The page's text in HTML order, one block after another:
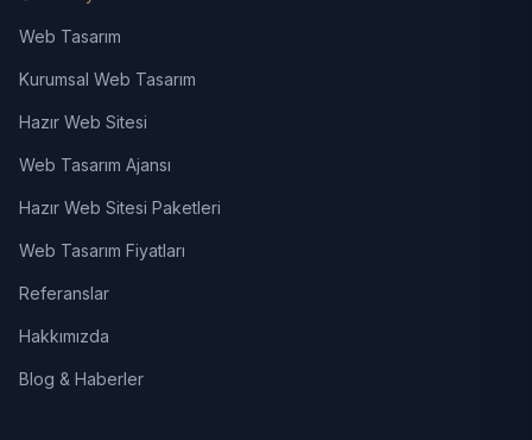
Web Tasarım
Kurumsal Web Tasarım
Hazır Web Sitesi
Web Tasarım Ajansı
Hazır Web Sitesi Paketleri
Web Tasarım Fiyatları
Referanslar
Hakkımızda
Blog & Haberler